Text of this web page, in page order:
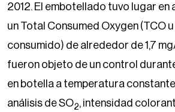
2012. El embotellado tuvo lugar en
un Total Consumed Oxygen (TCO
consumido) de alrededor de 1,7
fueron objeto de un control
en botella a temperatura constante
análisis de SO2 , intensidad